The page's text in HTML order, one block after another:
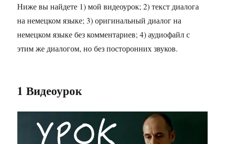
Ниже вы найдете 1) мой видеоурок; 2) текст диалога
на немецком языке; 3) оригинальный диалог на
немецком языке без комментариев; 4) аудиофайл с
этим же диалогом, но без посторонних звуков.
1 Видеоурок